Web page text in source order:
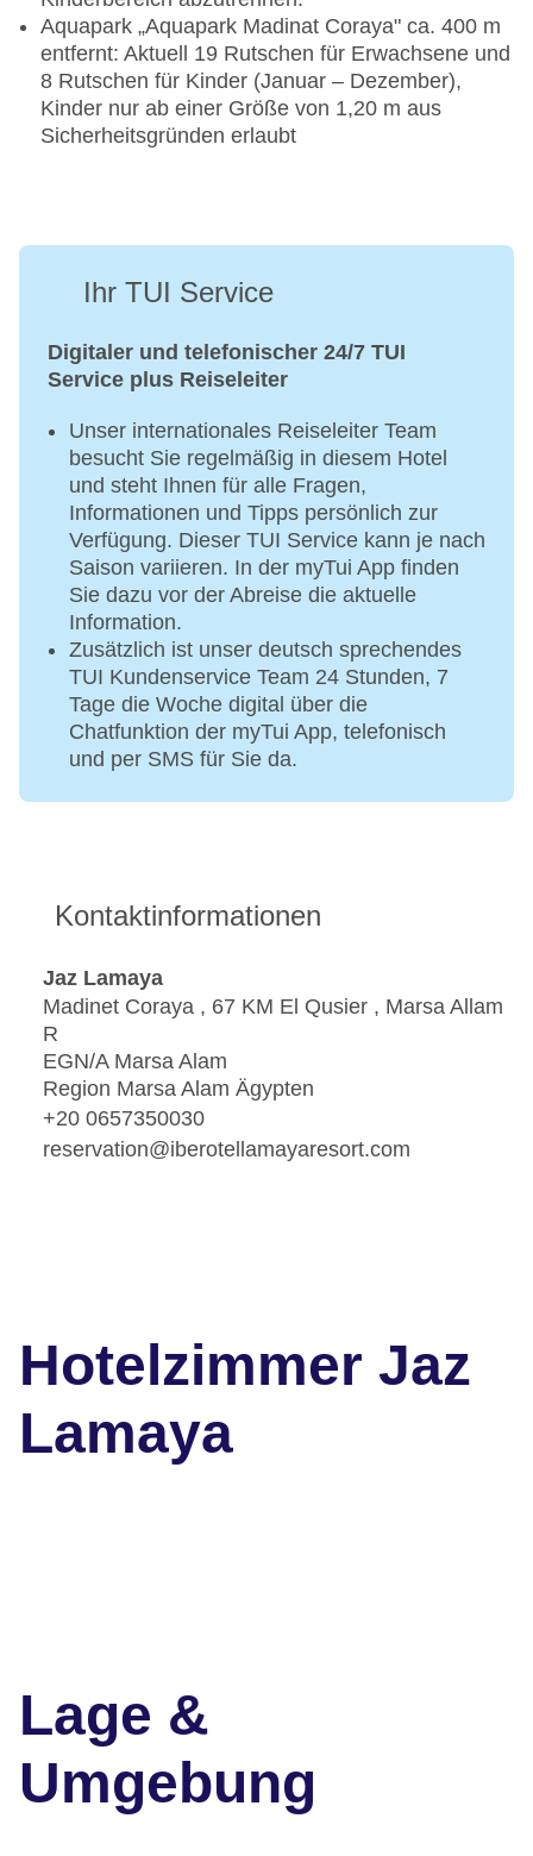
Aquapark „Aquapark Madinat Coraya" ca. 400 m
entfernt: Aktuell 19 Rutschen für Erwachsene und
8 Rutschen für Kinder (Januar – Dezember),
Kinder nur ab einer Größe von 1,20 m aus
Sicherheitsgründen erlaubt
Ihr TUI Service
Digitaler und telefonischer 24/7 TUI
Service plus Reiseleiter
Unser internationales Reiseleiter Team
besucht Sie regelmäßig in diesem Hotel
und steht Ihnen für alle Fragen,
Informationen und Tipps persönlich zur
Verfügung. Dieser TUI Service kann je nach
Saison variieren. In der myTui App finden
Sie dazu vor der Abreise die aktuelle
Information.
Zusätzlich ist unser deutsch sprechendes
TUI Kundenservice Team 24 Stunden, 7
Tage die Woche digital über die
Chatfunktion der myTui App, telefonisch
und per SMS für Sie da.
Kontaktinformationen
Jaz Lamaya
Madinet Coraya , 67 KM El Qusier , Marsa Allam
R
EGN/A Marsa Alam
Region Marsa Alam Ägypten
+20 0657350030
reservation@iberotellamayaresort.com
Hotelzimmer Jaz
Lamaya
Lage &
Umgebung